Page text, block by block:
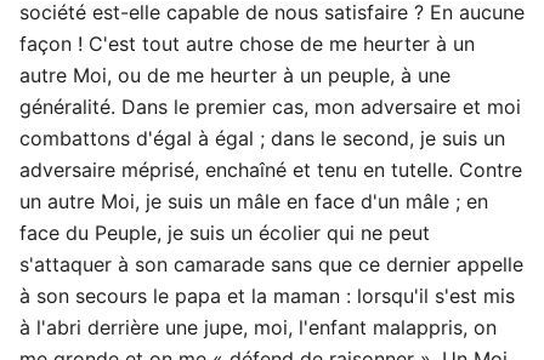
société est-elle capable de nous satisfaire ? En aucune
façon ! C'est tout autre chose de me heurter à un
autre Moi, ou de me heurter à un peuple, à une
généralité. Dans le premier cas, mon adversaire et moi
combattons d'égal à égal ; dans le second, je suis un
adversaire méprisé, enchaîné et tenu en tutelle. Contre
un autre Moi, je suis un mâle en face d'un mâle ; en
face du Peuple, je suis un écolier qui ne peut
s'attaquer à son camarade sans que ce dernier appelle
à son secours le papa et la maman : lorsqu'il s'est mis
à l'abri derrière une jupe, moi, l'enfant malappris, on